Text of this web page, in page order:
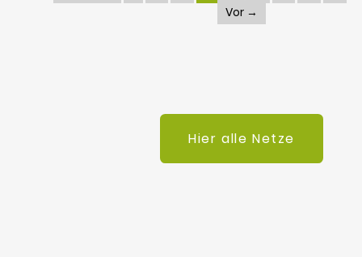
Vor →
Hier alle Netze